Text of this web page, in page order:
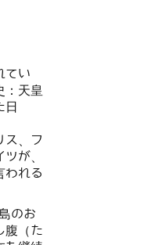
てい
：天皇
日
ス、フ
が、
われる
のお
腹（た